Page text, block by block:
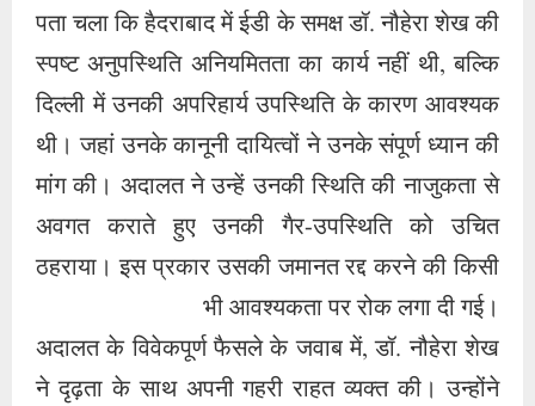
भी आवश्यकता पर रोक लगा दी गई।
अदालत के विवेकपूर्ण फैसले के जवाब में, डॉ. नौहेरा शेख
ने दृढ़ता के साथ अपनी गहरी राहत व्यक्त की। उन्होंने
अपनी अटल बेगुनाही के रुख को जोरदार ढंग से दोहराते
हुए कानूनी प्रक्रिया के सभी पहलुओं में सहयोग करने की
अपनी अटूट प्रतिबद्धता व्यक्त की। उन्होंने दृढ़ संकल्प के
साथ घोषणा की, "मेरी अंतरात्मा स्पष्ट है, और मैं सत्य की
पवित्रता और अपने दृढ़ विश्वास पर दृढ़ हूं।” उन्होंने इस
अवसर का उपयोग न्यायिक प्रणाली की खूबियों की
प्रशंसा करने, अत्यंत निष्पक्षता के साथ न्याय देने की भी